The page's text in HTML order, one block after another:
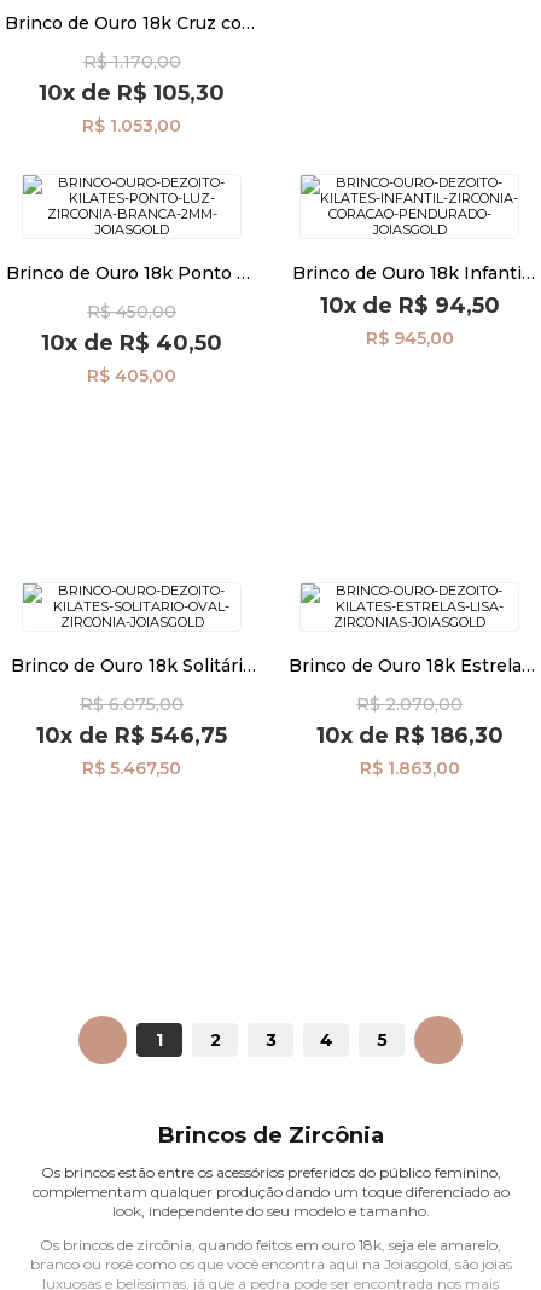
Brinco de Ouro 18k Cruz com
R$ 1.170,00
10x de R$ 105,30
R$ 1.053,00
Brinco de Ouro 18k Ponto de
br29505
R$ 450,00
10x de R$ 40,50
R$ 405,00
Brinco de Ouro 18k Infantil
Zircônia e Coração
Pendurado br29495
10xde R$ 94,50
R$ 945,00
Brinco de Ouro 18k Solitário
R$ 6.075,00
10x de R$ 546,75
R$ 5.467,50
Brinco de Ouro 18k Estrelas
br29442
R$ 2.070,00
10xde R$ 186,30
R$ 1.863,00
ANTERIOR 1 2 3 4 5PRÓXIMO
Brincos de Zircônia
Os brincos estão entre os acessórios preferidos do público feminino,
complementam qualquer produção dando um toque diferenciado ao
look, independente do seu modelo e tamanho.
Os brincos de zircônia, quando feitos em ouro 18k, seja ele amarelo,
branco ou rosê como os que você encontra aqui na Joiasgold, são joias
luxuosas e belíssimas, já que a pedra pode ser encontrada nos mais